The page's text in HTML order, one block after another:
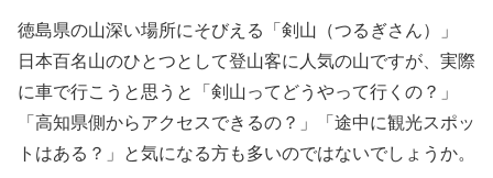
徳島県の山深い場所にそびえる「剣山（つるぎさん）」
日本百名山のひとつとして登山客に人気の山ですが、実際
に車で行こうと思うと「剣山ってどうやって行くの？」
「高知県側からアクセスできるの？」「途中に観光スポッ
トはある？」と気になる方も多いのではないでしょうか。